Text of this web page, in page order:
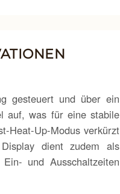
gesteuert und über ein
auf, was für eine stabile
Heat-Up-Modus verkürzt
dient zudem als
und Ausschaltzeiten